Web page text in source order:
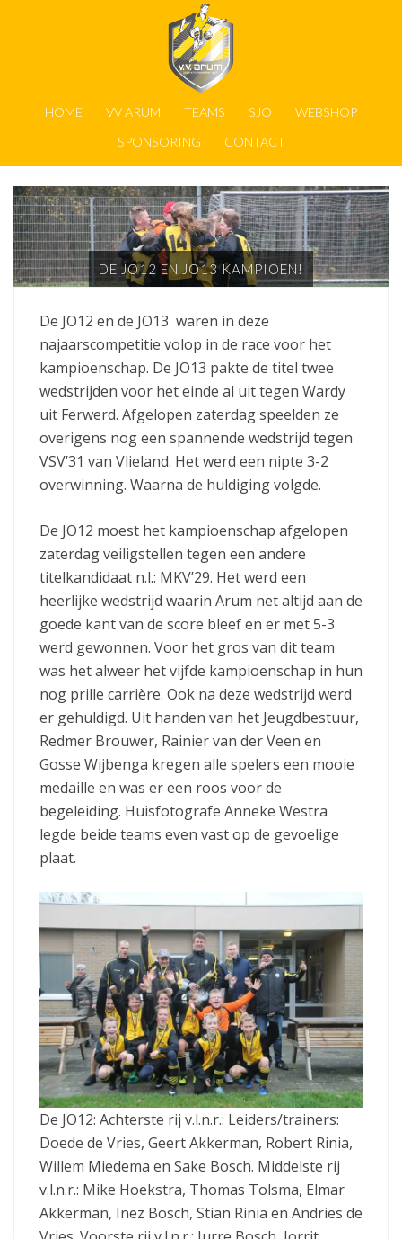
HOME VV ARUM TEAMS SJO
WEBSHOP
SPONSORING
CONTACT
DE JO12 EN JO13 KAMPIOEN!
De JO12 en de JO13 waren in deze
najaarscompetitie volop in de race voor het
kampioenschap. De JO13 pakte de titel twee
wedstrijden voor het einde al uit tegen Wardy
uit Ferwerd. Afgelopen zaterdag speelden ze
overigens nog een spannende wedstrijd tegen
VSV’31 van Vlieland. Het werd een nipte 3-2
overwinning. Waarna de huldiging volgde.
De JO12 moest het kampioenschap afgelopen
zaterdag veiligstellen tegen een andere
titelkandidaat n.l.: MKV’29. Het werd een
heerlijke wedstrijd waarin Arum net altijd aan de
goede kant van de score bleef en er met 5-3
werd gewonnen. Voor het gros van dit team
was het alweer het vijfde kampioenschap in hun
nog prille carrière. Ook na deze wedstrijd werd
er gehuldigd. Uit handen van het Jeugdbestuur,
Redmer Brouwer, Rainier van der Veen en
Gosse Wijbenga kregen alle spelers een mooie
medaille en was er een roos voor de
begeleiding. Huisfotografe Anneke Westra
legde beide teams even vast op de gevoelige
plaat.
De JO12: Achterste rij v.l.n.r.: Leiders/trainers:
Doede de Vries, Geert Akkerman, Robert Rinia,
Willem Miedema en Sake Bosch. Middelste rij
v.l.n.r.: Mike Hoekstra, Thomas Tolsma, Elmar
Akkerman, Inez Bosch, Stian Rinia en Andries de